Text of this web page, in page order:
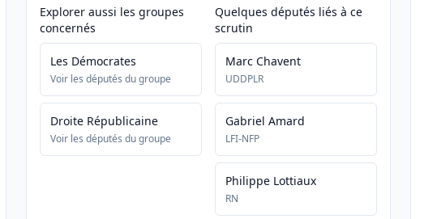
Explorer aussi les groupes
concernés
Les Démocrates
Voir les députés du groupe
Droite Républicaine
Voir les députés du groupe
Quelques députés liés à ce
scrutin
Marc Chavent
UDDPLR
Gabriel Amard
LFI-NFP
Philippe Lottiaux
RN